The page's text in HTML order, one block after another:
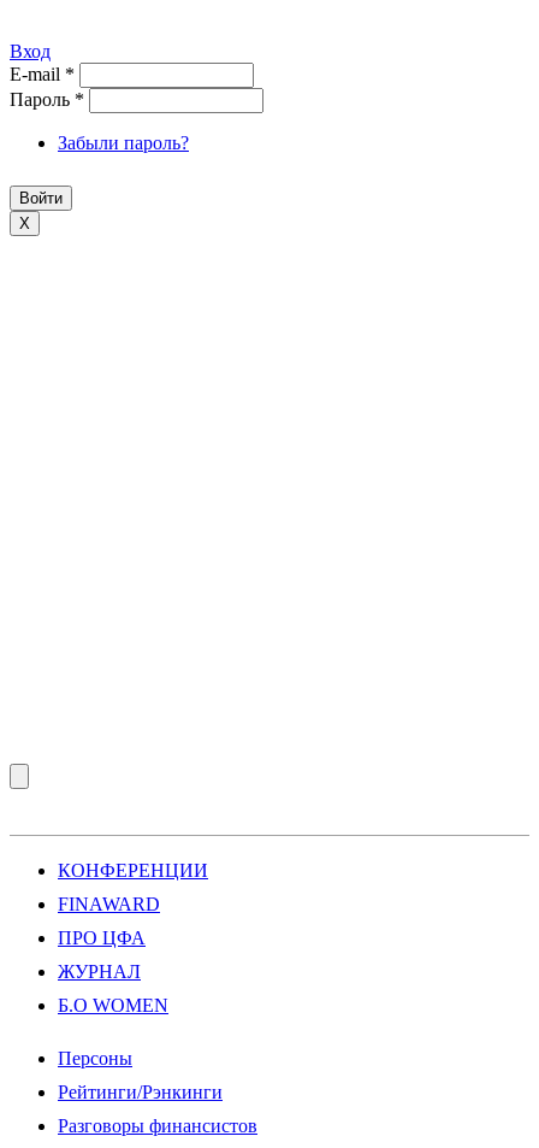
Вход
E-mail *
Пароль *
Забыли пароль?
X
КОНФЕРЕНЦИИ
FINAWARD
ПРО ЦФА
ЖУРНАЛ
Б.О WOMEN
Персоны
Рейтинги/Рэнкинги
Разговоры финансистов